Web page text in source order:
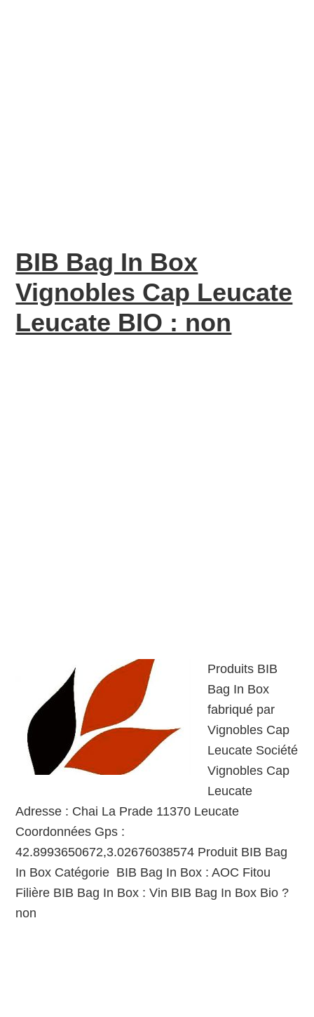
BIB Bag In Box
Vignobles Cap Leucate
Leucate BIO : non
Produits BIB
Bag In Box
fabriqué par
Vignobles Cap
Leucate Société
Vignobles Cap
Leucate
Adresse : Chai La Prade 11370 Leucate
Coordonnées Gps :
42.8993650672,3.02676038574 Produit BIB Bag
In Box Catégorie BIB Bag In Box : AOC Fitou
Filière BIB Bag In Box : Vin BIB Bag In Box Bio ?
non